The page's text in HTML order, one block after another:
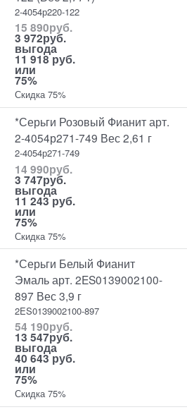
2-4054р220-122
15 890руб.
3 972руб.
выгода
11 918 руб.
или
75%
Скидка 75%
*Серьги Розовый Фианит арт.
2-4054р271-749 Вес 2,61 г
2-4054р271-749
14 990руб.
3 747руб.
выгода
11 243 руб.
или
75%
Скидка 75%
*Серьги Белый Фианит
Эмаль арт. 2ES0139002100-
897 Вес 3,9 г
2ES0139002100-897
54 190руб.
13 547руб.
выгода
40 643 руб.
или
75%
Скидка 75%